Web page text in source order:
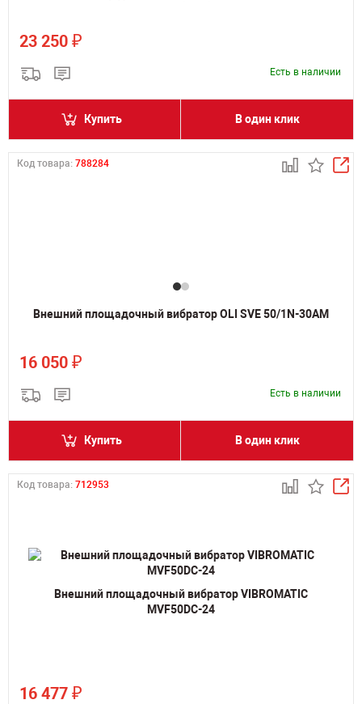
23 250 ₽
Есть в наличии
Купить В один клик
Код товара: 788284
Внешний площадочный вибратор OLI SVE 50/1N-30AM
16 050 ₽
Есть в наличии
Купить В один клик
Код товара: 712953
Внешний площадочный вибратор VIBROMATIC
MVF50DC-24
16 477 ₽